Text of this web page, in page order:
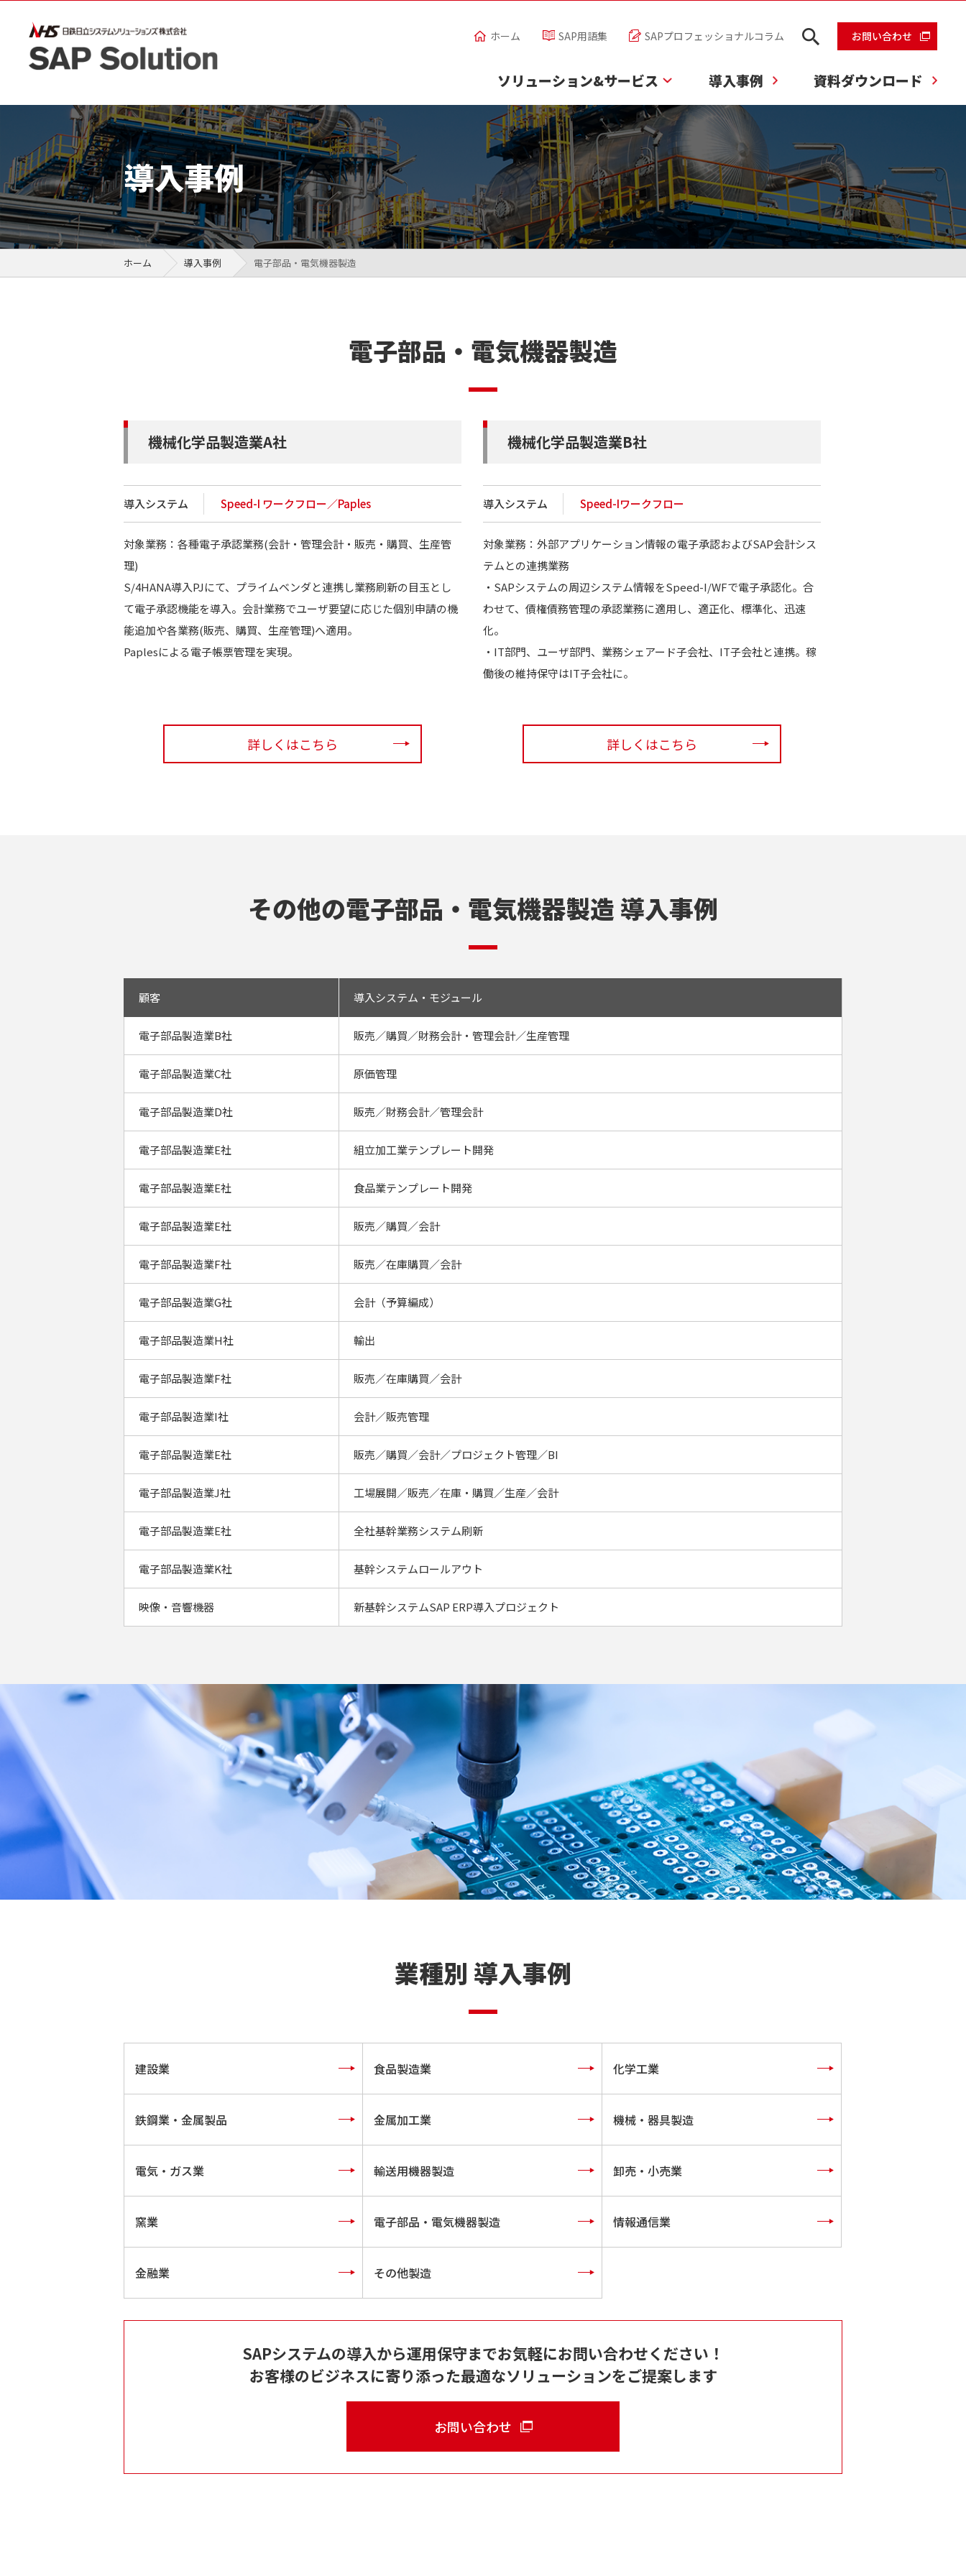
ホーム SAP用語集 SAPプロフェッショナルコラム お問い合わせ
ソリューション&サービス 導入事例 資料ダウンロード
導入事例
ホーム 導入事例 電子部品・電気機器製造
電子部品・電気機器製造
機械化学品製造業A社
導入システム Speed-I ワークフロー／Paples
対象業務：各種電子承認業務(会計・管理会計・販売・購買、生産管
理)
S/4HANA導入PJにて、プライムベンダと連携し業務刷新の目玉とし
て電子承認機能を導入。会計業務でユーザ要望に応じた個別申請の機
能追加や各業務(販売、購買、生産管理)へ適用。
Paplesによる電子帳票管理を実現。
詳しくはこちら
機械化学品製造業B社
導入システム Speed-Iワークフロー
対象業務：外部アプリケーション情報の電子承認およびSAP会計シス
テムとの連携業務
・SAPシステムの周辺システム情報をSpeed-I/WFで電子承認化。合
わせて、債権債務管理の承認業務に適用し、適正化、標準化、迅速
化。
・IT部門、ユーザ部門、業務シェアード子会社、IT子会社と連携。稼
働後の維持保守はIT子会社に。
詳しくはこちら
その他の電子部品・電気機器製造 導入事例
顧客 導入システム・モジュール
電子部品製造業B社 販売／購買／財務会計・管理会計／生産管理
電子部品製造業C社 原価管理
電子部品製造業D社 販売／財務会計／管理会計
電子部品製造業E社 組立加工業テンプレート開発
電子部品製造業E社 食品業テンプレート開発
電子部品製造業E社 販売／購買／会計
電子部品製造業F社 販売／在庫購買／会計
電子部品製造業G社 会計（予算編成）
電子部品製造業H社 輸出
電子部品製造業F社 販売／在庫購買／会計
電子部品製造業I社 会計／販売管理
電子部品製造業E社 販売／購買／会計／プロジェクト管理／BI
電子部品製造業J社 工場展開／販売／在庫・購買／生産／会計
電子部品製造業E社 全社基幹業務システム刷新
電子部品製造業K社 基幹システムロールアウト
映像・音響機器 新基幹システムSAP ERP導入プロジェクト
業種別 導入事例
建設業 食品製造業 化学工業
鉄鋼業・金属製品 金属加工業 機械・器具製造
電気・ガス業 輸送用機器製造 卸売・小売業
窯業 電子部品・電気機器製造 情報通信業
金融業 その他製造
SAPシステムの導入から運用保守までお気軽にお問い合わせください！
お客様のビジネスに寄り添った最適なソリューションをご提案します
お問い合わせ